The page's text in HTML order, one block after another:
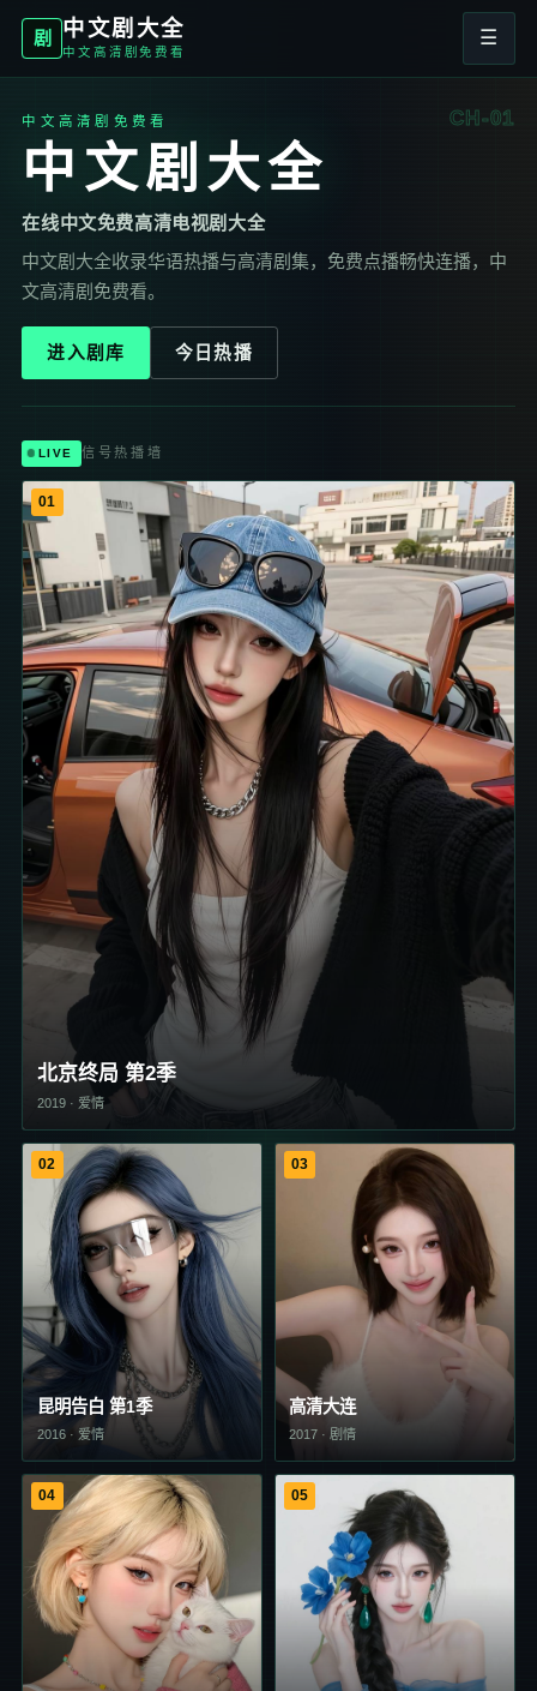
剧 中文剧大全
中文高清剧免费看
☰
中文高清剧免费看
中文剧大全
在线中文免费高清电视剧大全
中文剧大全收录华语热播与高清剧集，免费点播畅快连播，中
文高清剧免费看。
进入剧库 今日热播
CH-01
LIVE 信号热播墙
01
北京终局 第2季
2019· 爱情
02
昆明告白 第1季
2016· 爱情
03
高清大连
2017 ·剧情
04 05